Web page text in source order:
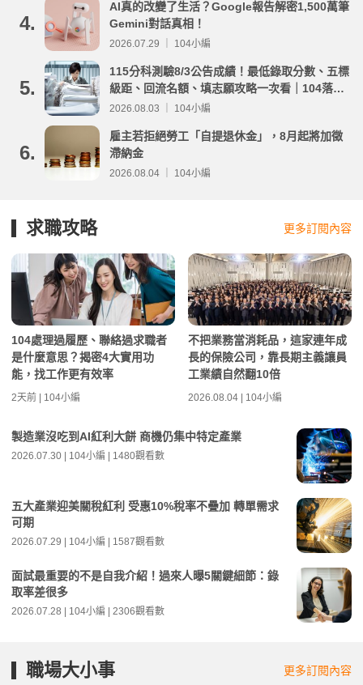
4.
AI真的改變了生活？Google報告解密1,500萬筆
Gemini對話真相！
2026.07.29 ｜ 104小編
5.
115分科測驗8/3公告成績！最低錄取分數、五標
級距、回流名額、填志願攻略一次看｜104落點
分析
2026.08.03 ｜ 104小編
6.
雇主若拒絕勞工「自提退休金」，8月起將加徵
滯納金
2026.08.04 ｜ 104小編
求職攻略 更多訂閱內容
104處理過履歷、聯絡過求職者
是什麼意思？揭密4大實用功
能，找工作更有效率
2天前 | 104小編
不把業務當消耗品，這家連年成
長的保險公司，靠長期主義讓員
工業績自然翻10倍
2026.08.04 | 104小編
製造業沒吃到AI紅利大餅 商機仍集中特定產業
2026.07.30 | 104小編 | 1480觀看數
五大產業迎美關稅紅利 受惠10%稅率不疊加 轉單需求
可期
2026.07.29 | 104小編 | 1587觀看數
面試最重要的不是自我介紹！過來人曝5關鍵細節：錄
取率差很多
2026.07.28 | 104小編 | 2306觀看數
職場大小事 更多訂閱內容